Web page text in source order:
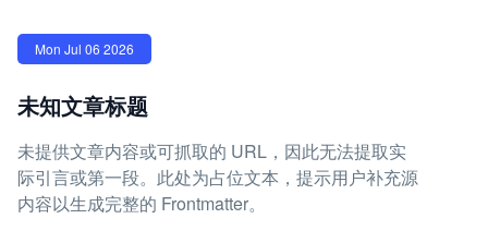
Mon Jul 06 2026
未知文章标题
未提供文章内容或可抓取的 URL，因此无法提取实
际引言或第一段。此处为占位文本，提示用户补充源
内容以生成完整的 Frontmatter。